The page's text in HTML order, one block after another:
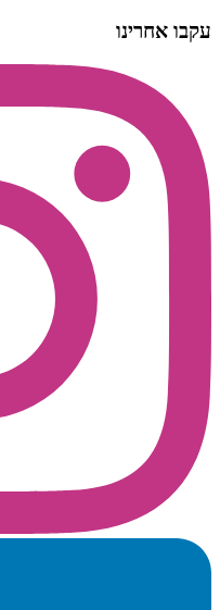
עקבו אחרינו